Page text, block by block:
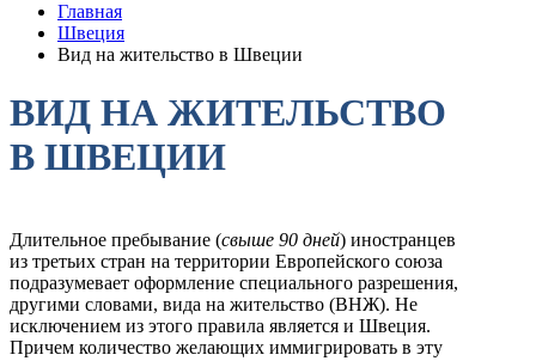
Главная
Швеция
Вид на жительство в Швеции
ВИД НА ЖИТЕЛЬСТВО
В ШВЕЦИИ
Длительное пребывание (свыше 90 дней) иностранцев
из третьих стран на территории Европейского союза
подразумевает оформление специального разрешения,
другими словами, вида на жительство (ВНЖ). Не
исключением из этого правила является и Швеция.
Причем количество желающих иммигрировать в эту